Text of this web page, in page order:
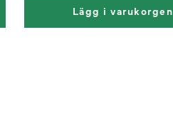
Lägg i varukorgen